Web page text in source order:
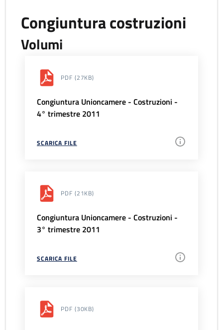
Congiuntura costruzioni
Volumi
PDF (27KB)
Congiuntura Unioncamere - Costruzioni -
4° trimestre 2011
SCARICA FILE
PDF (21KB)
Congiuntura Unioncamere - Costruzioni -
3° trimestre 2011
SCARICA FILE
PDF (30KB)